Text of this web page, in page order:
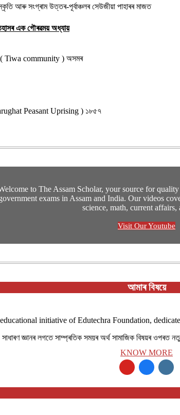
আৰু সংগ্ৰাম উত্তৰ-পূৰ্বাঞ্চলৰ সেউজীয়া পাহাৰৰ মাজত
এক গৌৰৱময় অধ্যায়
( Tiwa community ) অসমৰ
Peasant Uprising ) ১৮৫৭
to The Assam Scholar, your source for
exams in Assam and India. Our videos
science, math, current affairs,
Visit Our Youtube
আমাৰ বিষয়ে
initiative of Edutechra Foundation,
জ্ঞানৰ লগতে সাম্প্ৰতিক সময়ৰ অৰ্থ সামাজিক বিষয়ৰ
KNOW MORE